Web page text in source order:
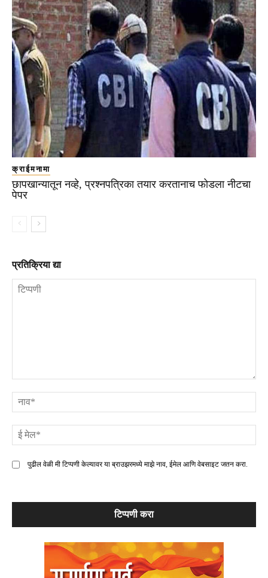
क्राईमनामा
छापखान्यातून नव्हे, प्रश्नपत्रिका तयार करतानाच फोडला नीटचा
पेपर
प्रतिक्रिया द्या
पुढील वेळी मी टिप्पणी केल्यावर या ब्राउझरमध्ये माझे नाव, ईमेल आणि वेबसाइट जतन करा.